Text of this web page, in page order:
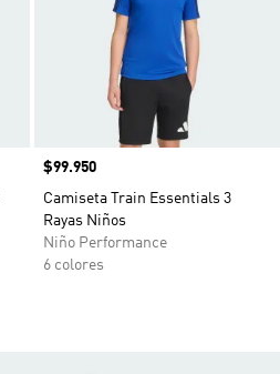
Precio
$99.950
Camiseta Train Essentials 3
Rayas Niños
Niño Performance
6 colores